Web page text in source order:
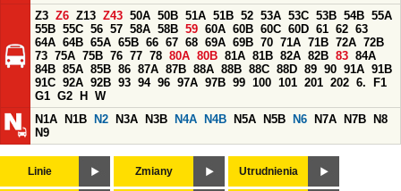
Z3 Z6 Z13 Z43 50A 50B 51A 51B 52 53A 53C 53B 54B 55A
55B 55C 56 57 58A 58B 59 60A 60B 60C 60D 61 62 63
64A 64B 65A 65B 66 67 68 69A 69B 70 71A 71B 72A 72B
73 75A 75B 76 77 78 80A 80B 81A 81B 82A 82B 83 84A
84B 85A 85B 86 87A 87B 88A 88B 88C 88D 89 90 91A 91B
91C 92A 92B 93 94 96 97A 97B 99 100 101 201 202 6.
F1
G1 G2 H
W
N1A
N1B N2 N3A N3B N4A N4B N5A N5B N6 N7A N7B
N8
N9
Linie Zmiany Utrudnienia